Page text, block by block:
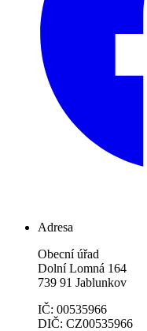
Adresa
Obecní úřad
Dolní Lomná 164
739 91 Jablunkov
IČ: 00535966
DIČ: CZ00535966